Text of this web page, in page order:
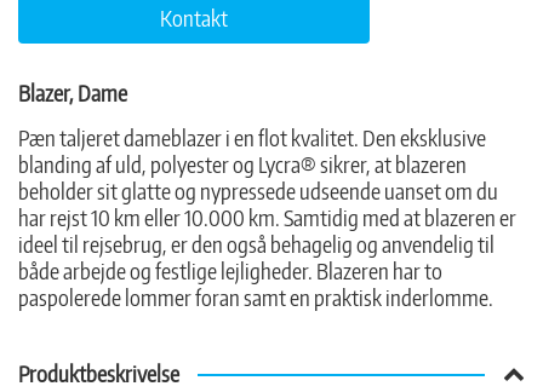
Kontakt
Blazer, Dame
Pæn taljeret dameblazer i en flot kvalitet. Den eksklusive
blanding af uld, polyester og Lycra® sikrer, at blazeren
beholder sit glatte og nypressede udseende uanset om du
har rejst 10 km eller 10.000 km. Samtidig med at blazeren er
ideel til rejsebrug, er den også behagelig og anvendelig til
både arbejde og festlige lejligheder. Blazeren har to
paspolerede lommer foran samt en praktisk inderlomme.
Produktbeskrivelse